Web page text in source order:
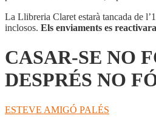
FÓRA
RES
SI
FÓSSIM
La Llibreria Claret estarà tancada de
inclosos. Els enviaments es
CASAR-SE NO
DESPRÉS NO
ESTEVE AMIGÓ PALÉS